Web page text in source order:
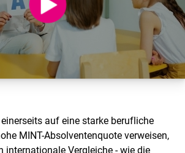
auf eine starke berufliche
MINT-Absolventenquote verweisen,
internationale Vergleiche - wie die